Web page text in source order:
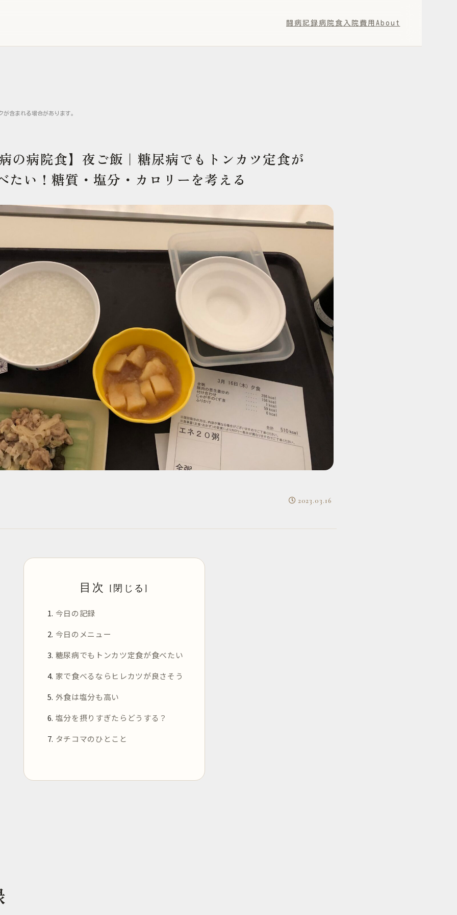
闘病記録病院食 入院費用 About
含まれる場合があります。
の病院食】夜ご飯｜糖尿病でもトンカツ定食が
たい！糖質・塩分・カロリーを考える
2023.03.16
目次
今日の記録
今日のメニュー
糖尿病でもトンカツ定食が食べたい
家で食べるならヒレカツが良さそう
外食は塩分も高い
塩分を摂りすぎたらどうする？
タチコマのひとこと